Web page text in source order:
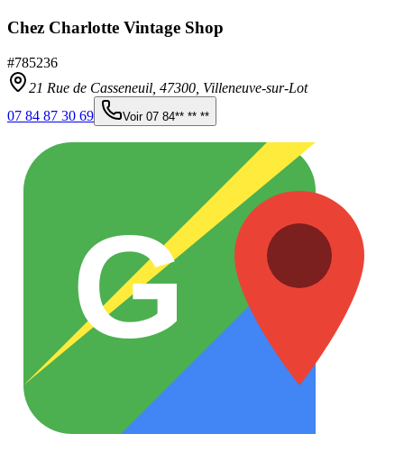
Chez Charlotte Vintage Shop
#785236
21 Rue de Casseneuil, 47300 Villeneuve-sur-Lot
07 84 87 30 69
Voir 07 84** ** **
G